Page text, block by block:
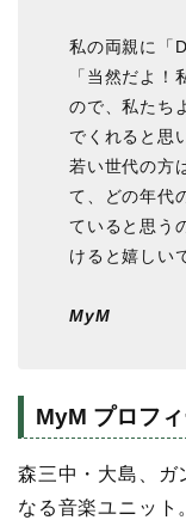
私の両親に「
「当然だよ！
ので、私たち
でくれると思
若い世代の方
て、どの年代
ていると思う
けると嬉しい
MyM
MyM プロフ
森三中・大島、ガ
なる音楽ユニット